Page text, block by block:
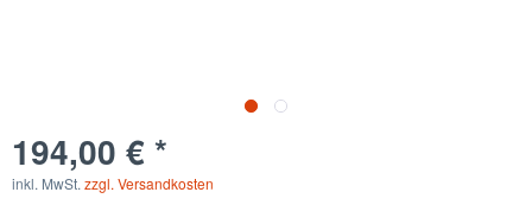
194,00 € *
inkl. MwSt. zzgl. Versandkosten